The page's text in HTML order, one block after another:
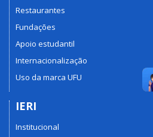
Restaurantes
Fundações
Apoio estudantil
Internacionalização
Uso da marca UFU
IERI
Institucional